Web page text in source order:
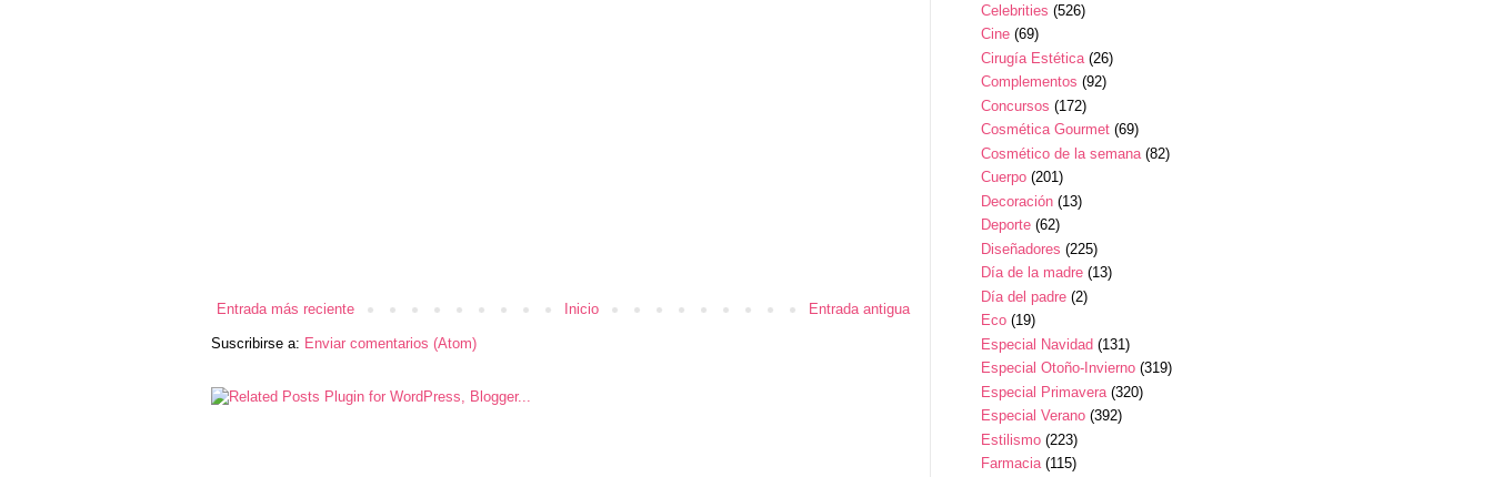
Entrada más reciente Entrada antigua
Inicio
Suscribirse a: Enviar comentarios (Atom)
Celebrities (526)
Cine (69)
Cirugía Estética (26)
Complementos (92)
Concursos (172)
Cosmética Gourmet (69)
Cosmético de la semana (82)
Cuerpo (201)
Decoración (13)
Deporte (62)
Diseñadores (225)
Día de la madre (13)
Día del padre (2)
Eco (19)
Especial Navidad (131)
Especial Otoño-Invierno (319)
Especial Primavera (320)
Especial Verano (392)
Estilismo (223)
Farmacia (115)